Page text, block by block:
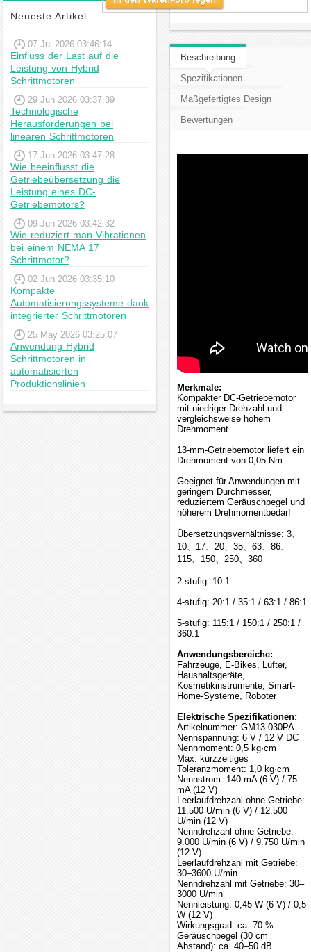
Neueste Artikel
07 Jul 2026 03:46:14
Einfluss der Last auf die
Leistung von Hybrid
Schrittmotoren
29 Jun 2026 03:37:39
Technologische
Herausforderungen bei
linearen Schrittmotoren
17 Jun 2026 03:47:28
Wie beeinflusst die
Getriebeübersetzung die
Leistung eines DC-
Getriebemotors?
09 Jun 2026 03:42:32
Wie reduziert man Vibrationen
bei einem NEMA 17
Schrittmotor?
02 Jun 2026 03:35:10
Kompakte
Automatisierungssysteme dank
integrierter Schrittmotoren
25 May 2026 03:25:07
Anwendung Hybrid
Schrittmotoren in
automatisierten
Produktionslinien
Beschreibung
Spezifikationen
Maßgefertigtes Design
Bewertungen
Merkmale:
Kompakter DC-Getriebemotor
mit niedriger Drehzahl und
vergleichsweise hohem
Drehmoment
13-mm-Getriebemotor liefert ein
Drehmoment von 0,05 Nm
Geeignet für Anwendungen mit
geringem Durchmesser,
reduziertem Geräuschpegel und
höherem Drehmomentbedarf
Übersetzungsverhältnisse: 3、
10、17、20、35、63、86、
115、150、250、360
2-stufig: 10:1
4-stufig: 20:1 / 35:1 / 63:1 / 86:1
5-stufig: 115:1 / 150:1 / 250:1 /
360:1
Anwendungsbereiche:
Fahrzeuge, E-Bikes, Lüfter,
Haushaltsgeräte,
Kosmetikinstrumente, Smart-
Home-Systeme, Roboter
Elektrische Spezifikationen:
Artikelnummer: GM13-030PA
Nennspannung: 6 V / 12 V DC
Nennmoment: 0,5 kg·cm
Max. kurzzeitiges
Toleranzmoment: 1,0 kg·cm
Nennstrom: 140 mA (6 V) / 75
mA (12 V)
Leerlaufdrehzahl ohne Getriebe:
11.500 U/min (6 V) / 12.500
U/min (12 V)
Nenndrehzahl ohne Getriebe:
9.000 U/min (6 V) / 9.750 U/min
(12 V)
Leerlaufdrehzahl mit Getriebe:
30–3600 U/min
Nenndrehzahl mit Getriebe: 30–
3000 U/min
Nennleistung: 0,45 W (6 V) / 0,5
W (12 V)
Wirkungsgrad: ca. 70 %
Geräuschpegel (30 cm
Abstand): ca. 40–50 dB